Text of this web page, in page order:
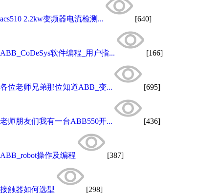
acs510 2.2kw变频器电流检测... [640]
ABB_CoDeSys软件编程_用户指... [166]
各位老师兄弟那位知道ABB_变... [695]
老师朋友们我有一台ABB550开... [436]
ABB_robot操作及编程 [387]
接触器如何选型 [298]